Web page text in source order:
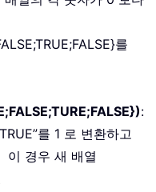
를
:
를 1 로 변환하고
이 경우 새 배열